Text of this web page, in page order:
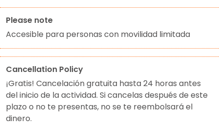
Please note
Accesible para personas con movilidad limitada
Cancellation Policy
¡Gratis! Cancelación gratuita hasta 24 horas antes
del inicio de la actividad. Si cancelas después de este
plazo o no te presentas, no se te reembolsará el
dinero.